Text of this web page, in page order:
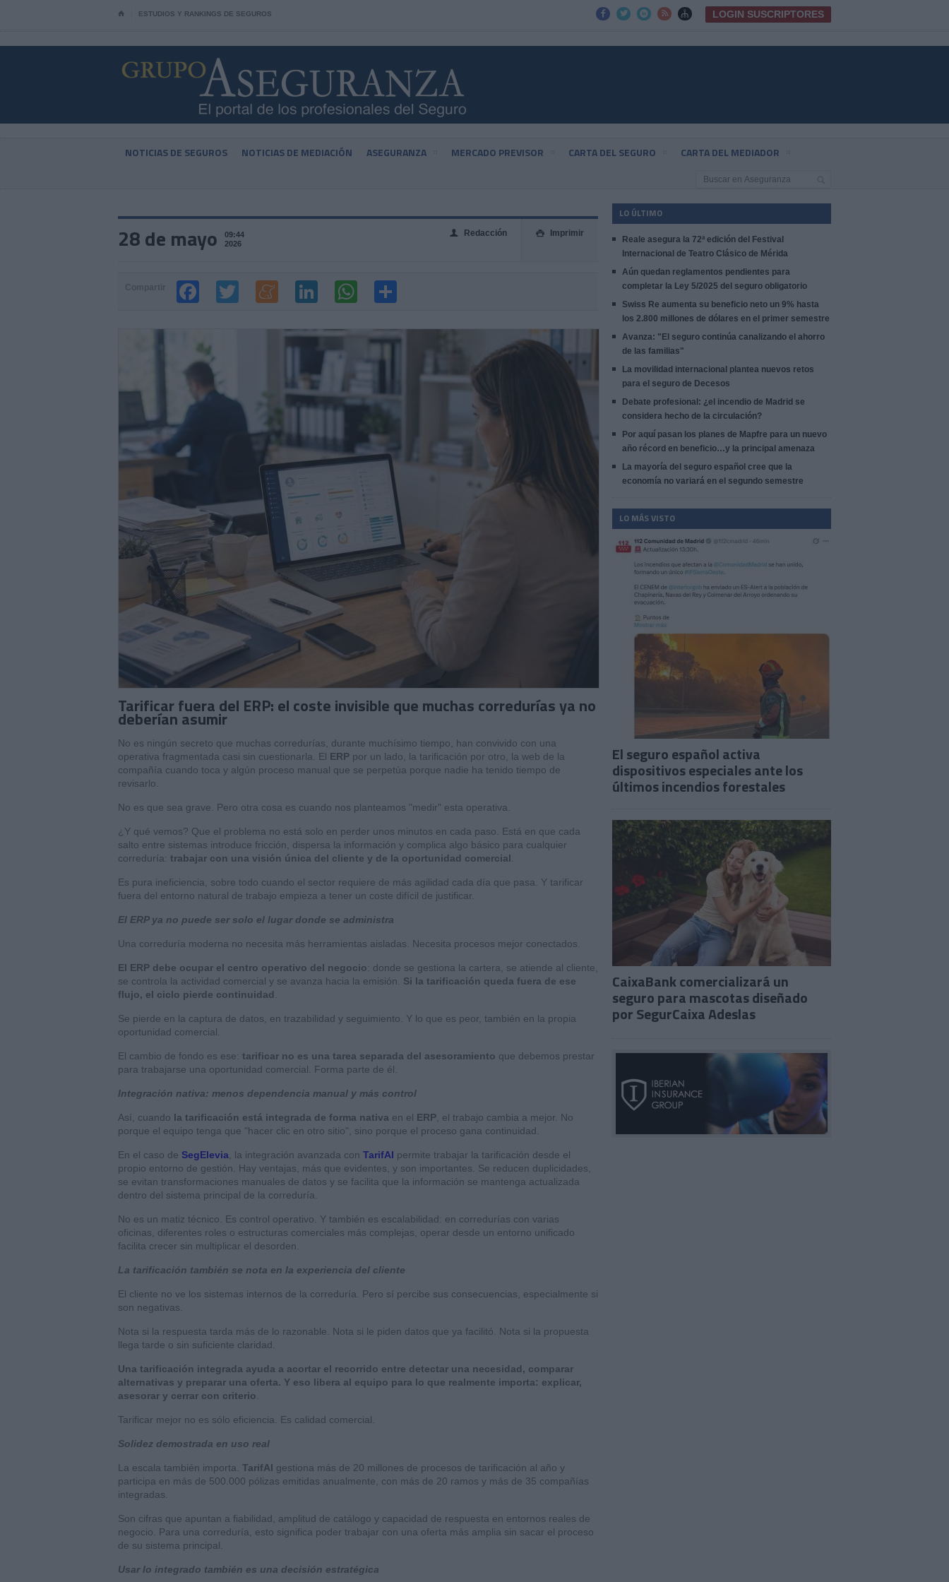
⌂ ESTUDIOS Y RANKINGS DE SEGUROS      LOGIN SUSCRIPTORES
NOTICIAS DE SEGUROS NOTICIAS DE MEDIACIÓN ASEGURANZA MERCADO PREVISOR CARTA DEL SEGURO CARTA DEL MEDIADOR
28 de mayo
09:44
2026
 Imprimir
👤 Redacción
Tarificar fuera del ERP: el coste invisible que muchas corredurías ya no
deberían asumir
No es ningún secreto que muchas corredurías, durante muchísimo tiempo, han convivido con una
operativa fragmentada casi sin cuestionarla. El ERP por un lado, la tarificación por otro, la web de la
compañía cuando toca y algún proceso manual que se perpetúa porque nadie ha tenido tiempo de
revisarlo.
No es que sea grave. Pero otra cosa es cuando nos planteamos "medir" esta operativa.
¿Y qué vemos? Que el problema no está solo en perder unos minutos en cada paso. Está en que cada
salto entre sistemas introduce fricción, dispersa la información y complica algo básico para cualquier
correduría: trabajar con una visión única del cliente y de la oportunidad comercial
Es pura ineficiencia, sobre todo cuando el sector requiere de más agilidad cada día que pasa. Y tarificar
fuera del entorno natural de trabajo empieza a tener un coste difícil de justificar.
El ERP ya no puede ser solo el lugar donde se administra
Una correduría moderna no necesita más herramientas aisladas. Necesita procesos mejor conectados.
El ERP debe ocupar el centro operativo del negocio: donde se gestiona la cartera, se atiende al cliente,
se controla la actividad comercial y se avanza hacia la emisión. Si la tarificación queda fuera de ese
flujo, el ciclo pierde continuidad
Se pierde en la captura de datos, en trazabilidad y seguimiento. Y lo que es peor, también en la propia
oportunidad comercial.
El cambio de fondo es ese: tarificar no es una tarea separada del asesoramiento que debemos prestar
para trabajarse una oportunidad comercial. Forma parte de él.
Integración nativa: menos dependencia manual y más control
Así, cuando la tarificación está integrada de forma nativa en el ERP , el trabajo cambia a mejor. No
porque el equipo tenga que "hacer clic en otro sitio", sino porque el proceso gana continuidad.
En el caso de SegElevia , la integración avanzada con TarifAI permite trabajar la tarificación desde el
propio entorno de gestión. Hay ventajas, más que evidentes, y son importantes. Se reducen duplicidades,
se evitan transformaciones manuales de datos y se facilita que la información se mantenga actualizada
dentro del sistema principal de la correduría.
No es un matiz técnico. Es control operativo. Y también es escalabilidad: en corredurías con varias
oficinas, diferentes roles o estructuras comerciales más complejas, operar desde un entorno unificado
facilita crecer sin multiplicar el desorden.
La tarificación también se nota en la experiencia del cliente
El cliente no ve los sistemas internos de la correduría. Pero sí percibe sus consecuencias, especialmente si
son negativas.
Nota si la respuesta tarda más de lo razonable. Nota si le piden datos que ya facilitó. Nota si la propuesta
llega tarde o sin suficiente claridad.
Una tarificación integrada ayuda a acortar el recorrido entre detectar una necesidad, comparar
alternativas y preparar una oferta. Y eso libera al equipo para lo que realmente importa: explicar,
asesorar y cerrar con criterio
Tarificar mejor no es sólo eficiencia. Es calidad comercial.
Solidez demostrada en uso real
La escala también importa. TarifAI gestiona más de 20 millones de procesos de tarificación al año y
participa en más de 500.000 pólizas emitidas anualmente, con más de 20 ramos y más de 35 compañías
integradas.
Son cifras que apuntan a fiabilidad, amplitud de catálogo y capacidad de respuesta en entornos reales de
negocio. Para una correduría, esto significa poder trabajar con una oferta más amplia sin sacar el proceso
de su sistema principal.
Usar lo integrado también es una decisión estratégica
LO ÚLTIMO
Reale asegura la 72ª edición del Festival
Internacional de Teatro Clásico de Mérida
Aún quedan reglamentos pendientes para
completar la Ley 5/2025 del seguro obligatorio
Swiss Re aumenta su beneficio neto un 9% hasta
los 2.800 millones de dólares en el primer semestre
Avanza: "El seguro continúa canalizando el ahorro
de las familias"
La movilidad internacional plantea nuevos retos
para el seguro de Decesos
Debate profesional: ¿el incendio de Madrid se
considera hecho de la circulación?
Por aquí pasan los planes de Mapfre para un nuevo
año récord en beneficio…y la principal amenaza
La mayoría del seguro español cree que la
economía no variará en el segundo semestre
LO MÁS VISTO
El seguro español activa
dispositivos especiales ante los
últimos incendios forestales
CaixaBank comercializará un
seguro para mascotas diseñado
por SegurCaixa Adeslas